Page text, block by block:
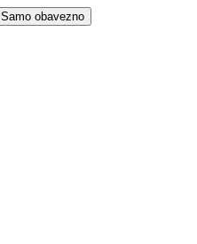
Samo obavezno